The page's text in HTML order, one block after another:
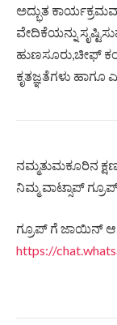
ಅದ್ಭುತ
ವೇದಿಕೆಯನ್ನು
ಹುಣಸೂರು,ಚೀಫ್
ಕೃತಜ್ಞತೆಗಳು ಹಾಗೂ
ನಮ್ಮತುಮಕೂರಿನ
ನಿಮ್ಮ ವಾಟ್ಸಾಪ್
ಗ್ರೂಪ್ ಗೆ ಜಾಯಿನ್
https://